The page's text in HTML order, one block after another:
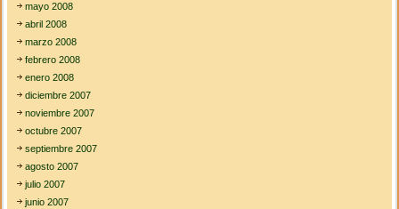
mayo 2008
abril 2008
marzo 2008
febrero 2008
enero 2008
diciembre 2007
noviembre 2007
octubre 2007
septiembre 2007
agosto 2007
julio 2007
junio 2007